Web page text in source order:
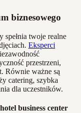
biznesowego
spełnia twoje realne
Eksperci
przestrzeni,
Równie ważne są
catering, szybka
dla uczestników.
business center